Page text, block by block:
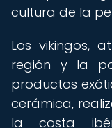
cultura de la
Los vikingos,
región y la
productos
cerámica,
la costa